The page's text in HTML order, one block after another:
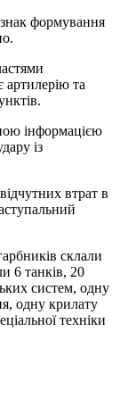
формування
артилерію та
інформацією
із
втрат в
склали
6 танків, 20
систем, одну
одну крилату
техніки